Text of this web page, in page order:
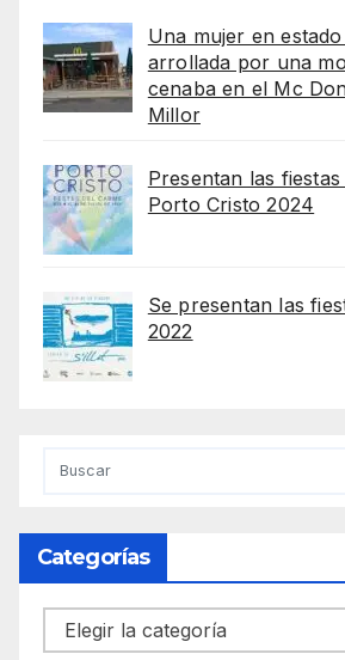
Una mujer en
arrollada por una
cenaba en el Mc
Millor
Presentan las
Porto Cristo 2024
Se presentan las
2022
Categorías
Categorías